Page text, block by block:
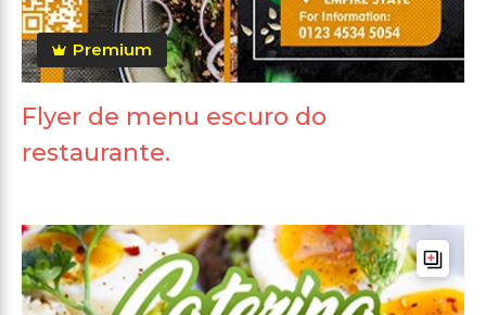
Premium
Flyer de menu escuro do
restaurante.